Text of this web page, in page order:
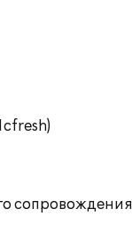
сопровождения